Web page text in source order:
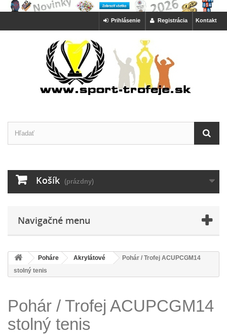
Kontakt
Registrácia
Prihlásenie
Košík (prázdny)
Navigačné menu
Poháre Akrylátové
Pohár / Trofej ACUPCGM14
stolný tenis
Pohár / Trofej ACUPCGM14
stolný tenis